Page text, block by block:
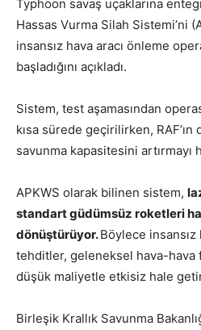
Typhoon savaş uçaklarına
Hassas Vurma Silah Sistemi’ni
insansız hava aracı önleme
başladığını açıkladı.
Sistem, test aşamasından
kısa sürede geçirilirken,
savunma kapasitesini artırmayı
APKWS olarak bilinen sistem,
standart güdümsüz roketleri
dönüştürüyor.Böylece
tehditler, geleneksel hava-hava
düşük maliyetle etkisiz hale
Birleşik Krallık Savunma